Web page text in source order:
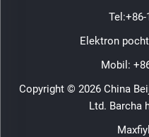
Tel:+86-
Elektron
Mobil:
Copyright © 2026 China
Ltd. Barcha